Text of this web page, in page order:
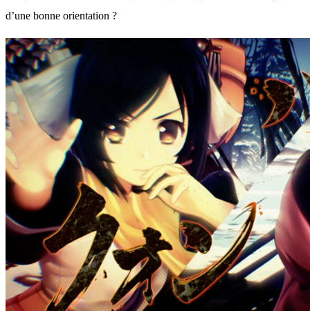
d’une bonne orientation ?